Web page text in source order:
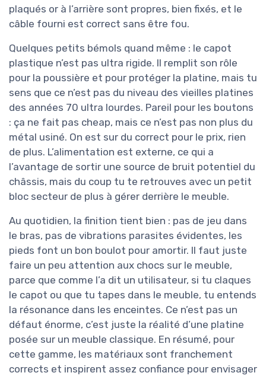
plaqués or à l’arrière sont propres, bien fixés, et le
câble fourni est correct sans être fou.
Quelques petits bémols quand même : le capot
plastique n’est pas ultra rigide. Il remplit son rôle
pour la poussière et pour protéger la platine, mais tu
sens que ce n’est pas du niveau des vieilles platines
des années 70 ultra lourdes. Pareil pour les boutons
: ça ne fait pas cheap, mais ce n’est pas non plus du
métal usiné. On est sur du correct pour le prix, rien
de plus. L’alimentation est externe, ce qui a
l’avantage de sortir une source de bruit potentiel du
châssis, mais du coup tu te retrouves avec un petit
bloc secteur de plus à gérer derrière le meuble.
Au quotidien, la finition tient bien : pas de jeu dans
le bras, pas de vibrations parasites évidentes, les
pieds font un bon boulot pour amortir. Il faut juste
faire un peu attention aux chocs sur le meuble,
parce que comme l’a dit un utilisateur, si tu claques
le capot ou que tu tapes dans le meuble, tu entends
la résonance dans les enceintes. Ce n’est pas un
défaut énorme, c’est juste la réalité d’une platine
posée sur un meuble classique. En résumé, pour
cette gamme, les matériaux sont franchement
corrects et inspirent assez confiance pour envisager